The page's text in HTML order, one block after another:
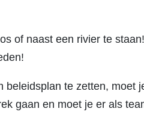
of naast een rivier te
beleidsplan te zetten, moet
gaan en moet je er als